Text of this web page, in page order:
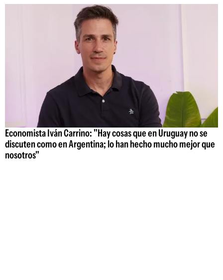
Economista Iván Carrino: "Hay cosas que en Uruguay no se
discuten como en Argentina; lo han hecho mucho mejor que
nosotros"